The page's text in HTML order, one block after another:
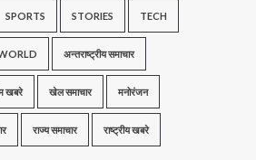
SPORTS STORIES TECH
अन्तराष्ट्रीय समाचार
खबरे खेल समाचार मनोरंजन
राज्य समाचार राष्ट्रीय खबरे